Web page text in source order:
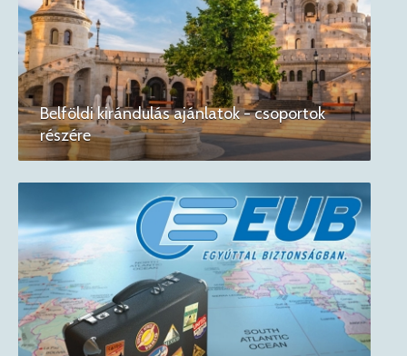
Belföldi kirándulás ajánlatok - csoportok
részére